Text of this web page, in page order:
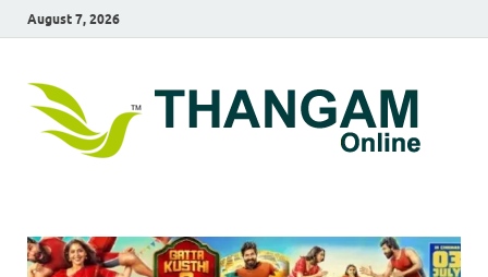
August 7, 2026